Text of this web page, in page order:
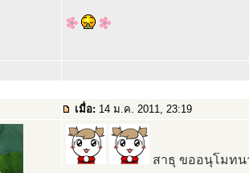
เมื่อ: 14 ม.ค. 2011, 23:19
สาธุ ขออนุโมท